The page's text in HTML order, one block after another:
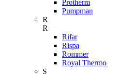
Protherm
Pumpman
R
R
Rifar
Rispa
Rommer
Royal Thermo
S